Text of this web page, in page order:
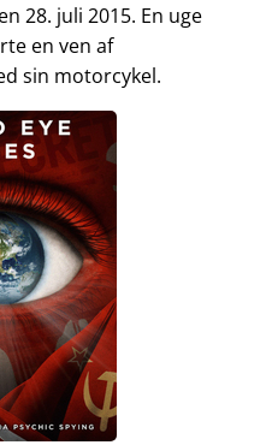
28. juli 2015. En uge
en ven af
sin motorcykel.